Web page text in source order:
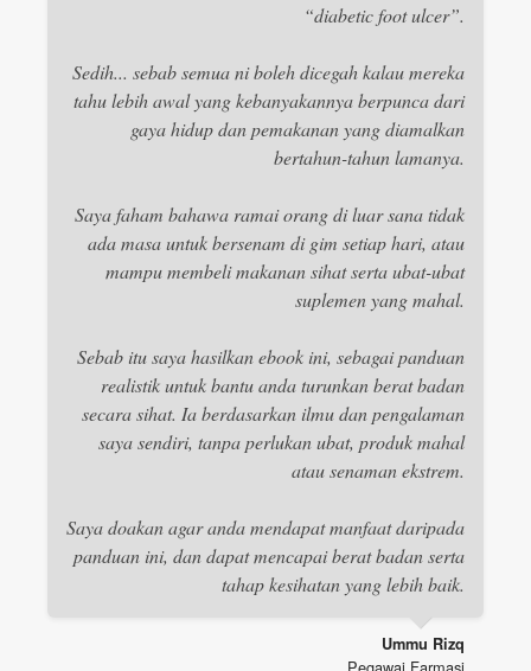
“diabetic foot ulcer”.
Sedih... sebab semua ni boleh dicegah kalau mereka
tahu lebih awal yang kebanyakannya berpunca dari
gaya hidup dan pemakanan yang diamalkan
bertahun-tahun lamanya.
Saya faham bahawa ramai orang di luar sana tidak
ada masa untuk bersenam di gim setiap hari, atau
mampu membeli makanan sihat serta ubat-ubat
suplemen yang mahal.
Sebab itu saya hasilkan ebook ini, sebagai panduan
realistik untuk bantu anda turunkan berat badan
secara sihat. Ia berdasarkan ilmu dan pengalaman
saya sendiri, tanpa perlukan ubat, produk mahal
atau senaman ekstrem.
Saya doakan agar anda mendapat manfaat daripada
panduan ini, dan dapat mencapai berat badan serta
tahap kesihatan yang lebih baik.
Ummu Rizq